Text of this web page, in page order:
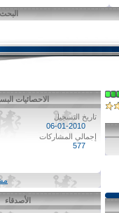
الاحصائيات
تاريخ التسجيل
06-01-2010
إجمالي المشاركات
577
الأصدقاء